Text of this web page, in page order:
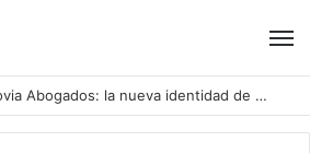
Albertz Parra Segovia Abogados: la nueva identidad de Segovia Consulting